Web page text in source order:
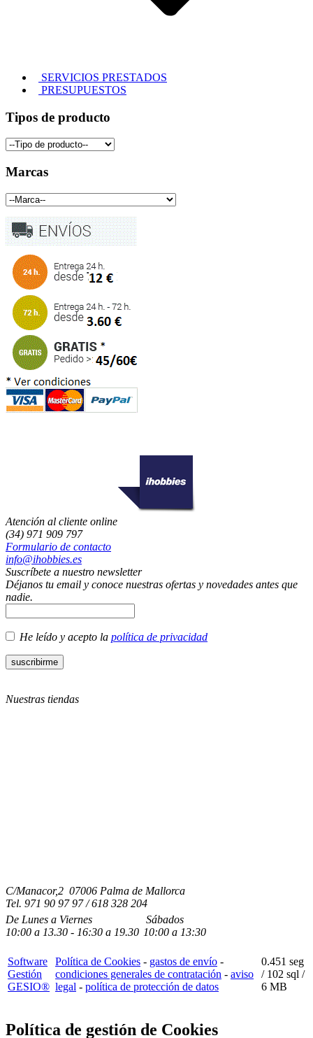
SERVICIOS PRESTADOS
PRESUPUESTOS
Tipos de producto
Marcas
Atención al cliente online
(34) 971 909 797
Formulario de contacto
info@ihobbies.es
Suscríbete a nuestro newsletter
Déjanos tu email y conoce nuestras ofertas y novedades antes que
nadie.
He leído y acepto la política de privacidad
Nuestras tiendas
C/Manacor,2 07006 Palma de Mallorca
Tel. 971 90 97 97 / 618 328 204
De Lunes a Viernes
10:00 a 13.30 - 16:30 a 19.30
Sábados
10:00 a 13:30
Software
Gestión
GESIO®
Política de Cookies - gastos de envío -
condiciones generales de contratación - aviso
legal - política de protección de datos
0.451 seg
/ 102 sql /
6 MB
Política de gestión de Cookies